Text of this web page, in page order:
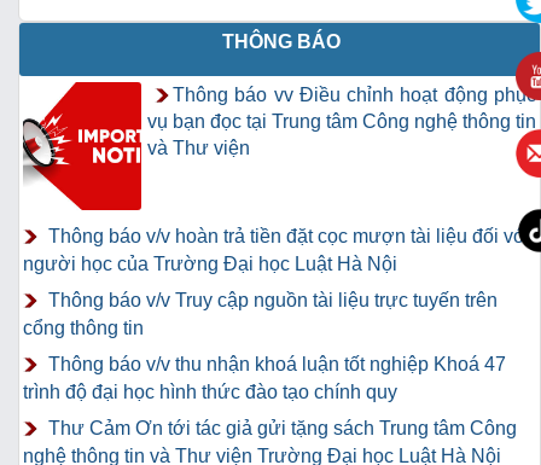
THÔNG BÁO
Thông báo vv Điều chỉnh hoạt động phục
vụ bạn đọc tại Trung tâm Công nghệ thông tin
và Thư viện
Thông báo v/v hoàn trả tiền đặt cọc mượn tài liệu đối với
người học của Trường Đại học Luật Hà Nội
Thông báo v/v Truy cập nguồn tài liệu trực tuyến trên
cổng thông tin
Thông báo v/v thu nhận khoá luận tốt nghiệp Khoá 47
trình độ đại học hình thức đào tạo chính quy
Thư Cảm Ơn tới tác giả gửi tặng sách Trung tâm Công
nghệ thông tin và Thư viện Trường Đại học Luật Hà Nội